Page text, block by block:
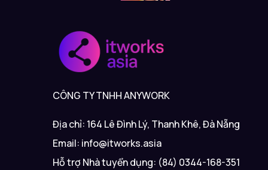
CÔNG TY TNHH ANYWORK
Địa chỉ: 164 Lê Đình Lý, Thanh Khê, Đà Nẵng
Email: info@itworks.asia
Hỗ trợ Nhà tuyển dụng: (84) 0344-168-351